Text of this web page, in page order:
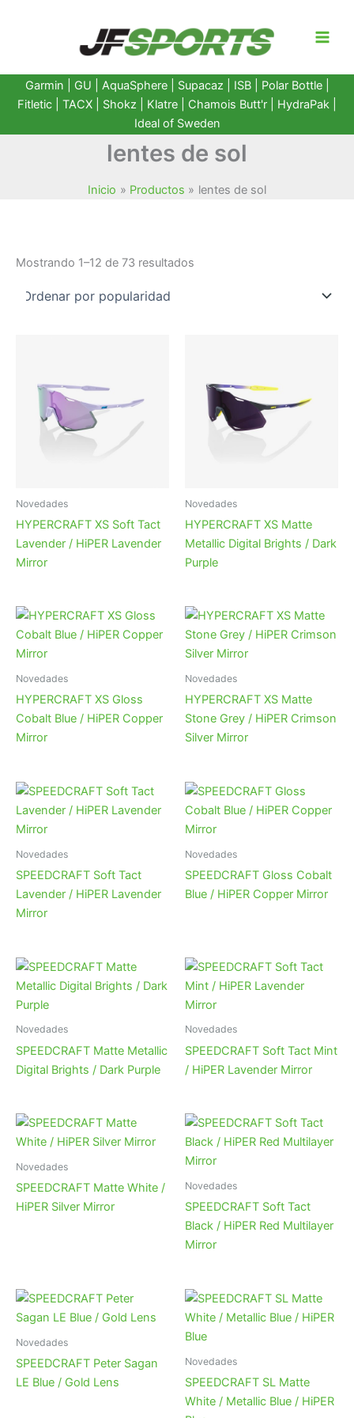
Garmin GU AquaSphere| Supacaz | ISB | Polar Bottle|
Fitletic
TACX Shokz Klatre Chamois Butt'r HydraPak
Ideal of Sweden
lentes de sol
Inicio Productos lentes de sol
Mostrando 1–12 de 73 resultados
Novedades
HYPERCRAFT XS Soft Tact
Lavender / HiPER Lavender
Mirror
Novedades
HYPERCRAFT XS Matte
Metallic Digital Brights / Dark
Purple
Novedades
HYPERCRAFT XS Gloss
Cobalt Blue / HiPER Copper
Mirror
Novedades
HYPERCRAFT XS Matte
Stone Grey / HiPER Crimson
Silver Mirror
Novedades
SPEEDCRAFT Soft Tact
Lavender / HiPER Lavender
Mirror
Novedades
SPEEDCRAFT Gloss Cobalt
Blue / HiPER Copper Mirror
Novedades
SPEEDCRAFT Matte Metallic
Digital Brights / Dark Purple
Novedades
SPEEDCRAFT Soft Tact Mint
/ HiPER Lavender Mirror
Novedades
SPEEDCRAFT Matte White /
HiPER Silver Mirror
Novedades
SPEEDCRAFT Soft Tact
Black / HiPER Red Multilayer
Mirror
Novedades
SPEEDCRAFT Peter Sagan
LE Blue / Gold Lens
Novedades
SPEEDCRAFT SL Matte
White / Metallic Blue / HiPER